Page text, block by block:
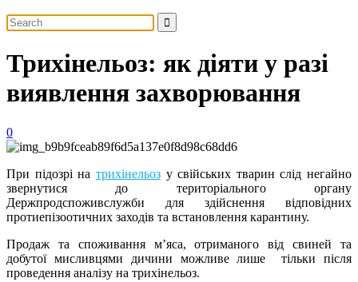
Трихінельоз: як діяти у разі
виявлення захворювання
0
При підозрі на трихінельозу свійських тварин слід негайно
звернутися до територіального органу
Держпродспоживслужби для здійснення відповідних
протиепізоотичних заходів та встановлення карантину.
Продаж та споживання м’яса, отриманого від свиней та
добутої мисливцями дичини можливе лише тільки після
проведення аналізу на трихінельоз.